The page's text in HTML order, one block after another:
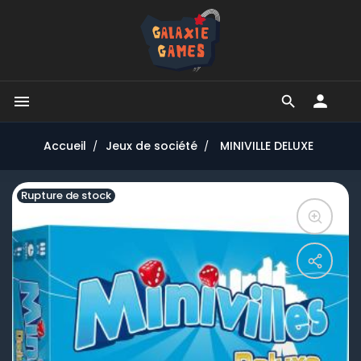


Accueil Jeux de société MINIVILLE DELUXE
Rupture de stock